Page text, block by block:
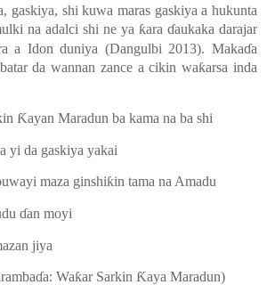
gaskiya, shi kuwa maras gaskiya a hukunta
na adalci shi ne ya ƙara ɗaukaka darajar
a Idon duniya (Dangulbi 2013). Makaɗa
da wannan zance a cikin waƙarsa inda
Ƙayan Maradun ba kama na ba shi
yi da gaskiya yakai
maza ginshiƙin tama na Amadu
ɗan moyi
jiya
ɗa: Waƙar Sarkin Ƙaya Maradun)